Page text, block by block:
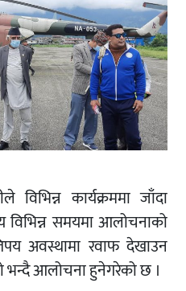
विभिन्न कार्यक्रममा जाँदा
विभिन्न समयमा आलोचनाको
अवस्थामा रवाफ देखाउन
भन्दै आलोचना हुनेगरेको छ ।